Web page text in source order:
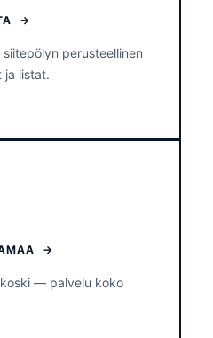
→
perusteellinen
listat.
→
— palvelu koko